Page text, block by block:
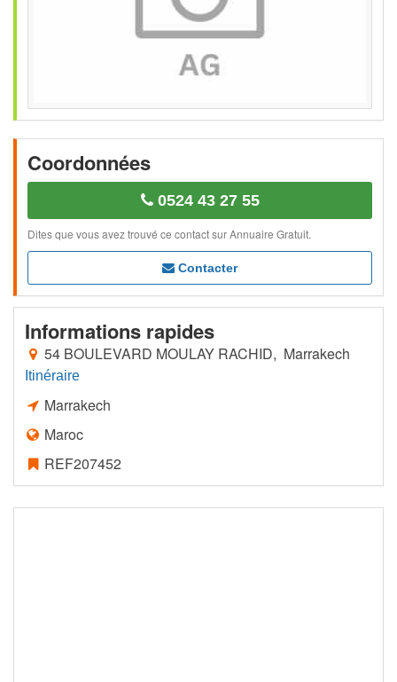
Coordonnées
0524 43 27 55
Dites que vous avez trouvé ce contact sur Annuaire Gratuit.
Contacter
Informations rapides
54 BOULEVARD MOULAY RACHID, Marrakech
Itinéraire
Marrakech
Maroc
REF207452